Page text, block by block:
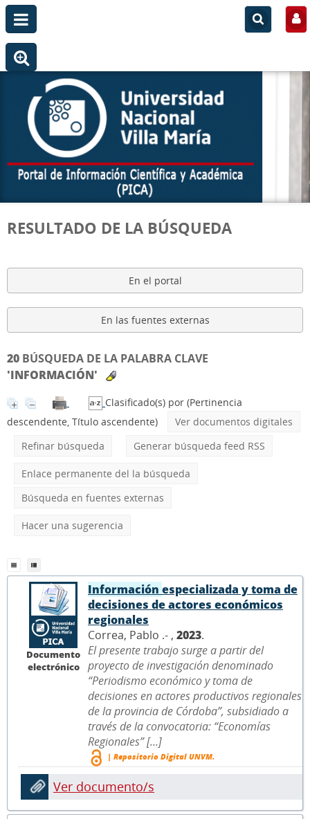
RESULTADO DE LA BÚSQUEDA
En el portal
En las fuentes externas
20 BÚSQUEDA DE LA PALABRA CLAVE
'INFORMACIÓN'
Clasificado(s) por (Pertinencia
descendente, Título ascendente)
Ver documentos digitales
Refinar búsqueda
Generar búsqueda feed RSS
Enlace permanente del la búsqueda
Búsqueda en fuentes externas
Hacer una sugerencia
Documento
electrónico
Información especializada y toma de
decisiones de actores económicos
regionales
Correa, Pablo .- , 2023.
El presente trabajo surge a partir del
proyecto de investigación denominado
“Periodismo económico y toma de
decisiones en actores productivos regionales
de la provincia de Córdoba”, subsidiado a
través de la convocatoria: “Economías
Regionales” [...]
| Repositorio Digital UNVM.
Ver documento/s